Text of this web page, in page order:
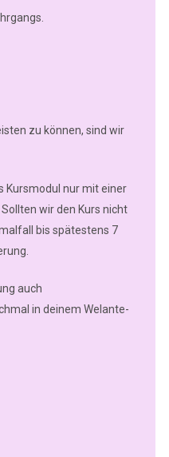
zu können, sind wir
Kursmodul nur mit einer
wir den Kurs nicht
bis spätestens 7
auch
in deinem Welante-